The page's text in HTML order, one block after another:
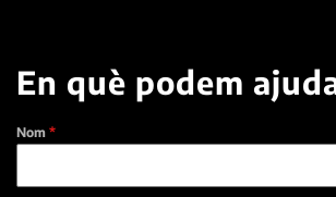
En què podem
Nom *